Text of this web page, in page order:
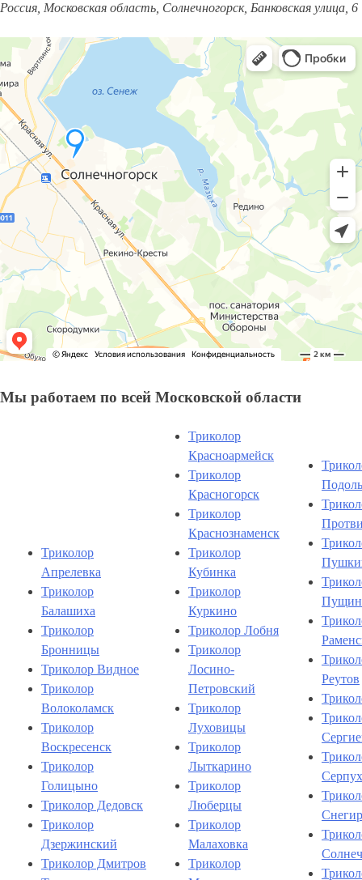
Россия, Московская область, Солнечногорск, Банковская улица, 6
Мы работаем по всей Московской области
Триколор
Апрелевка
Триколор
Балашиха
Триколор
Бронницы
Триколор Видное
Триколор
Волоколамск
Триколор
Воскресенск
Триколор
Голицыно
Триколор Дедовск
Триколор
Дзержинский
Триколор Дмитров
Триколор
Красноармейск
Триколор
Красногорск
Триколор
Краснознаменск
Триколор
Кубинка
Триколор
Куркино
Триколор Лобня
Триколор
Лосино-
Петровский
Триколор
Луховицы
Триколор
Лыткарино
Триколор
Люберцы
Триколор
Малаховка
Триколор
Реутов